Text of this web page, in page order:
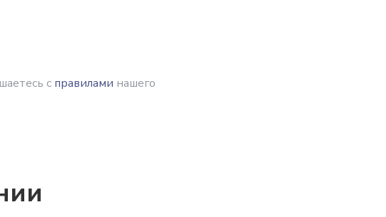
с правилами нашего